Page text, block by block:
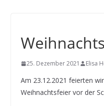
25. Dezember 2021 Elisa
Am 23.12.2021 feierten
Weihnachtsfeier vor der